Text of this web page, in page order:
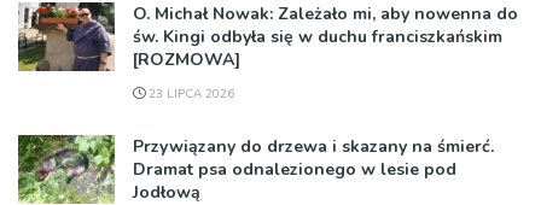
O. Michał Nowak: Zależało mi, aby nowenna do
św. Kingi odbyła się w duchu franciszkańskim
[ROZMOWA]
23 LIPCA 2026
Przywiązany do drzewa i skazany na śmierć.
Dramat psa odnalezionego w lesie pod
Jodłową